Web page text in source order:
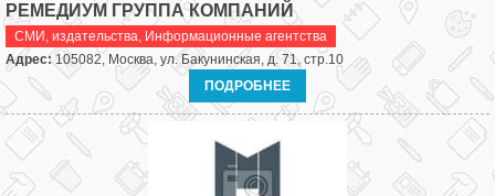
РЕМЕДИУМ ГРУППА КОМПАНИЙ
СМИ, издательства, Информационные агентства
Адрес:105082, Москва, ул. Бакунинская, д. 71, стр.10
ПОДРОБНЕЕ